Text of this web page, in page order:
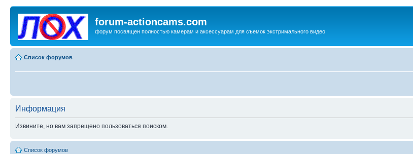
forum-actioncams.com
форум посвящен полностью камерам и аксессуарам для съемок экстримального видео
Список форумов
Информация
Извините, но вам запрещено пользоваться поиском.
Список форумов